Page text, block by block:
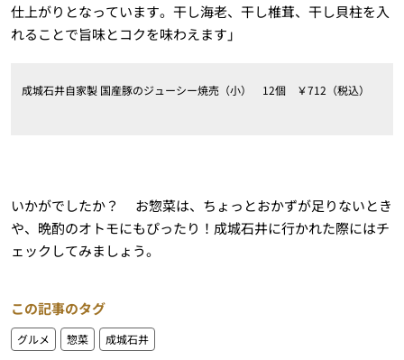
仕上がりとなっています。干し海老、干し椎茸、干し貝柱を入
れることで旨味とコクを味わえます」
成城石井自家製 国産豚のジューシー焼売（小） 12個 ￥712（税込）
いかがでしたか？ お惣菜は、ちょっとおかずが足りないとき
や、晩酌のオトモにもぴったり！成城石井に行かれた際にはチ
ェックしてみましょう。
この記事のタグ
グルメ 惣菜 成城石井